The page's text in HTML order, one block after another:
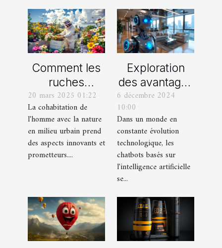
Comment les
ruches
urbaines
favorisent la
biodiversité en
milieu
professionnel
20 mars 2025 01:22
La cohabitation de
l'homme avec la nature
en milieu urbain prend
des aspects innovants et
prometteurs....
Exploration
des avantages
des chatbots
basés sur
l'intelligence
artificielle
6 décembre 2024
10:00
Dans un monde en
constante évolution
technologique, les
chatbots basés sur
l'intelligence artificielle
se...